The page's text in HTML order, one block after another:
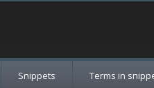
Snippets Terms in